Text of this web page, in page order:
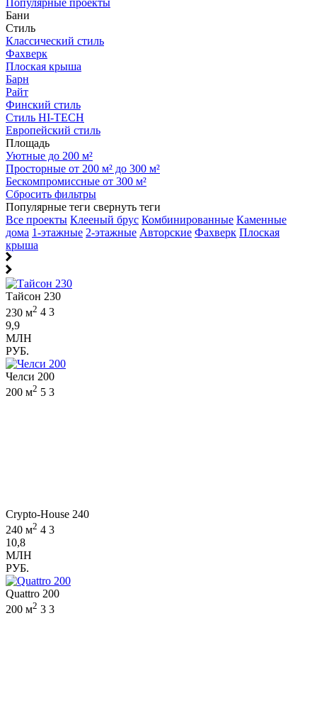
Популярные проекты
Бани
Стиль
Классический стиль
Фахверк
Плоская крыша
Барн
Райт
Финский стиль
Стиль HI-TECH
Европейский стиль
Площадь
Уютные до 200 м²
Просторные от 200 м² до 300 м²
Бескомпромиссные от 300 м²
Сбросить фильтры
Популярные теги свернуть теги
Все проекты Клееный брус Комбинированные Каменные
дома 1-этажные 2-этажные Авторские Фахверк Плоская
крыша
Тайсон 230
230 м2 4 3
9,9
МЛН
РУБ.
Челси 200
200 м2 5 3
Crypto-House 240
240 м2 4 3
10,8
МЛН
РУБ.
Quattro 200
200 м2 3 3